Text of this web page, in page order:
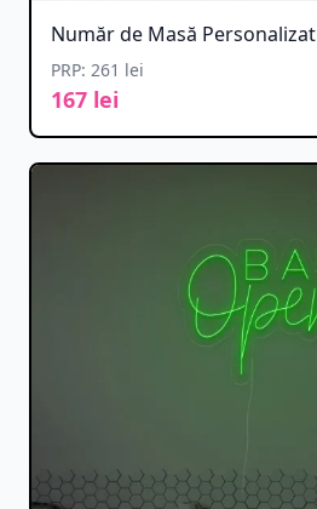
Număr de Masă
PRP: 261 lei
167 lei